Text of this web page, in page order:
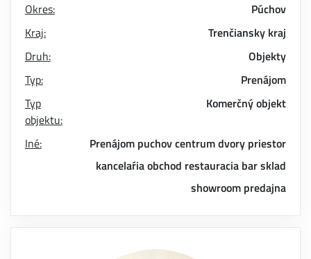
Okres:
Púchov
Kraj:
Trenčiansky kraj
Druh:
Objekty
Typ:
Prenájom
Typ
objektu:
Komerčný objekt
Iné: Prenájom puchovcentrumdvory priestor
kancelaŕiaobchod restauracia barsklad
showroom predajna